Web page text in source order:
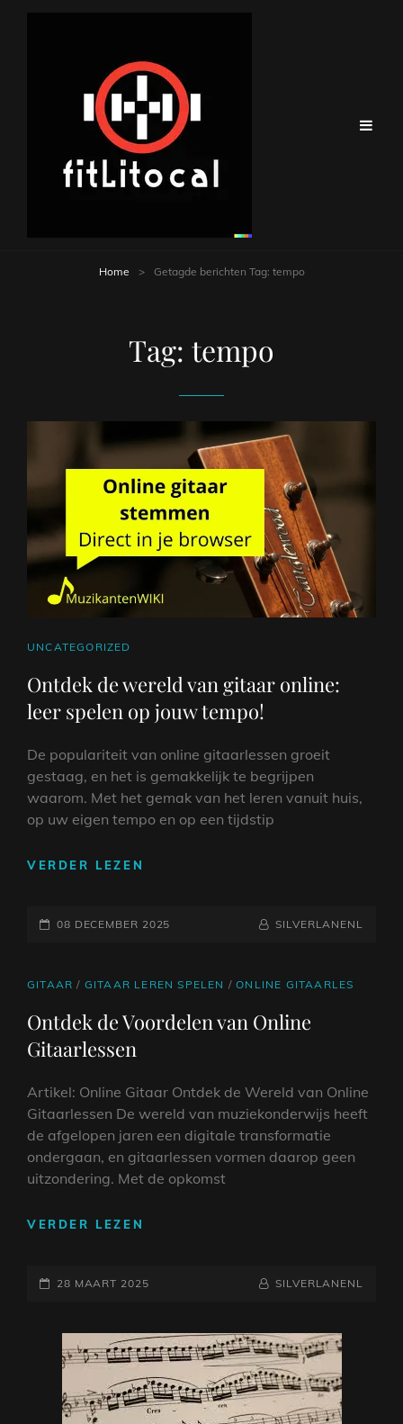
Home > Getagde berichten Tag: tempo
Tag: tempo
CAT
UNCATEGORIZED
Ontdek de wereld van gitaar online:
leer spelen op jouw tempo!
De populariteit van online gitaarlessen groeit
gestaag, en het is gemakkelijk te begrijpen
waarom. Met het gemak van het leren vanuit huis,
op uw eigen tempo en op een tijdstip
VERDER LEZEN
VAN
LEER
OP
GEPLAATST
08 DECEMBER 2025 NAAMREGEL
BYLINE
SILVERLANENL
CAT
GITAAR / GITAAR LEREN SPELEN /ONLINE GITAARLES
Ontdek de Voordelen van Online
Gitaarlessen
Artikel: Online Gitaar Ontdek de Wereld van Online
Gitaarlessen De wereld van muziekonderwijs heeft
de afgelopen jaren een digitale transformatie
ondergaan, en gitaarlessen vormen daarop geen
uitzondering. Met de opkomst
VERDER LEZEN
VAN
GEPLAATST
28 MAART 2025 NAAMREGEL
BYLINE
SILVERLANENL